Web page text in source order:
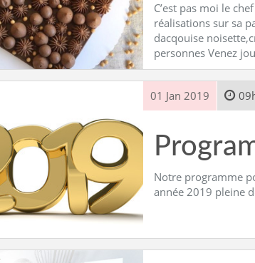
C’est pas moi le
réalisations sur sa
dacqouise
personnes Venez
01 Jan 2019
Notre programme
année 2019 pleine